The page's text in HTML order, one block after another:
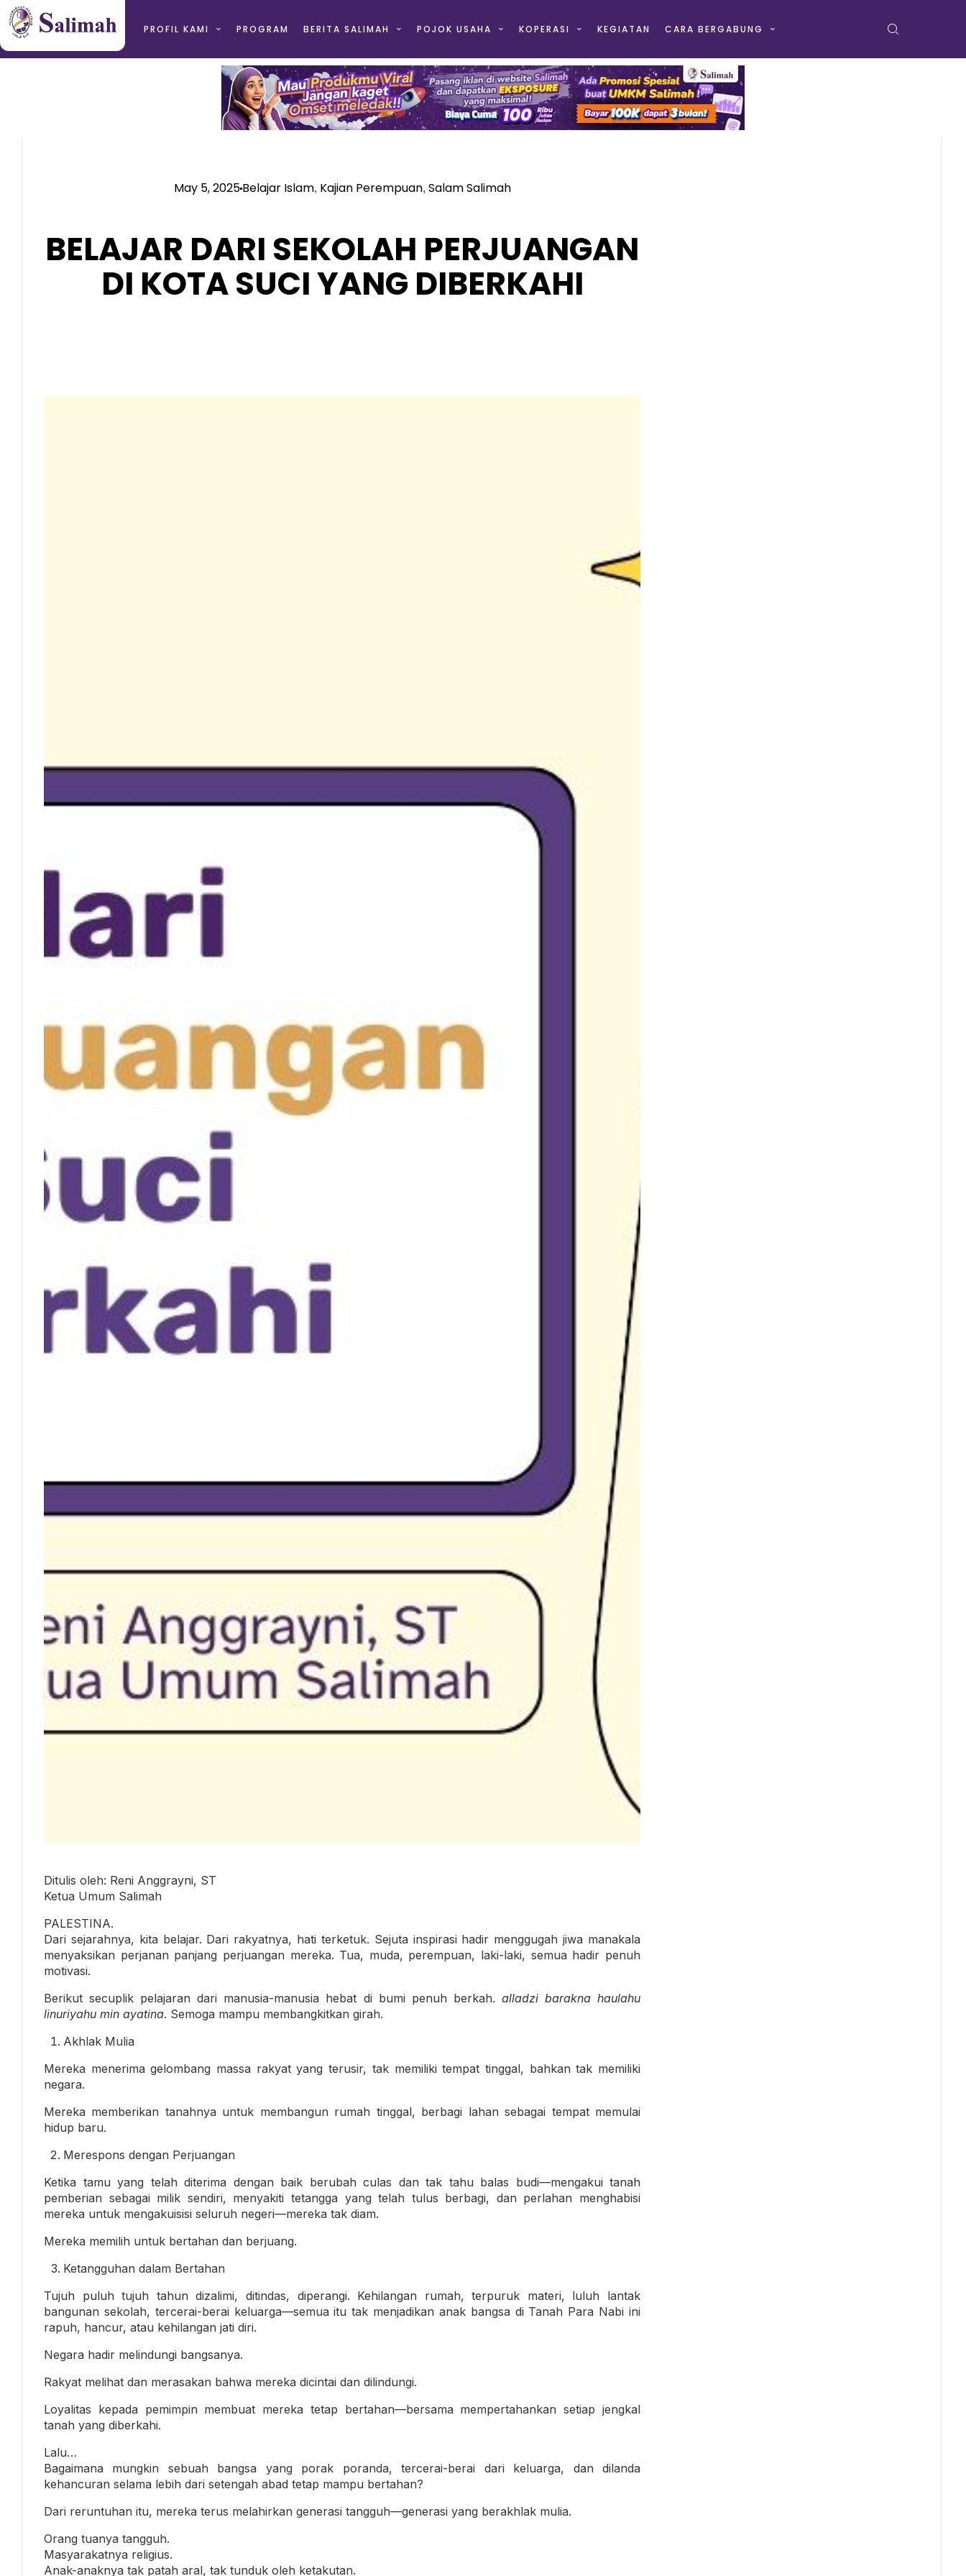
PROFIL KAMI PROGRAM BERITA SALIMAH POJOK USAHA KOPERASI KEGIATAN CARA BERGABUNG
May 5, 2025Belajar Islam, Kajian Perempuan, Salam Salimah
BELAJAR DARI SEKOLAH PERJUANGAN
DI KOTA SUCI YANG DIBERKAHI
Ditulis oleh: Reni Anggrayni, ST
Ketua Umum Salimah
PALESTINA.
Dari sejarahnya, kita belajar. Dari rakyatnya, hati terketuk. Sejuta inspirasi hadir menggugah jiwa manakala
menyaksikan perjanan panjang perjuangan mereka. Tua, muda, perempuan, laki-laki, semua hadir penuh
motivasi.
Berikut secuplik pelajaran dari manusia-manusia hebat di bumi penuh berkah. alladzi barakna haulahu
linuriyahu min ayatina. Semoga mampu membangkitkan girah.
Akhlak Mulia
Mereka menerima gelombang massa rakyat yang terusir, tak memiliki tempat tinggal, bahkan tak memiliki
negara.
Mereka memberikan tanahnya untuk membangun rumah tinggal, berbagi lahan sebagai tempat memulai
hidup baru.
Merespons dengan Perjuangan
Ketika tamu yang telah diterima dengan baik berubah culas dan tak tahu balas budi—mengakui tanah
pemberian sebagai milik sendiri, menyakiti tetangga yang telah tulus berbagi, dan perlahan menghabisi
mereka untuk mengakuisisi seluruh negeri—mereka tak diam.
Mereka memilih untuk bertahan dan berjuang.
Ketangguhan dalam Bertahan
Tujuh puluh tujuh tahun dizalimi, ditindas, diperangi. Kehilangan rumah, terpuruk materi, luluh lantak
bangunan sekolah, tercerai-berai keluarga—semua itu tak menjadikan anak bangsa di Tanah Para Nabi ini
rapuh, hancur, atau kehilangan jati diri.
Negara hadir melindungi bangsanya.
Rakyat melihat dan merasakan bahwa mereka dicintai dan dilindungi.
Loyalitas kepada pemimpin membuat mereka tetap bertahan—bersama mempertahankan setiap jengkal
tanah yang diberkahi.
Lalu…
Bagaimana mungkin sebuah bangsa yang porak poranda, tercerai-berai dari keluarga, dan dilanda
kehancuran selama lebih dari setengah abad tetap mampu bertahan?
Dari reruntuhan itu, mereka terus melahirkan generasi tangguh—generasi yang berakhlak mulia.
Orang tuanya tangguh.
Masyarakatnya religius.
Anak-anaknya tak patah aral, tak tunduk oleh ketakutan.